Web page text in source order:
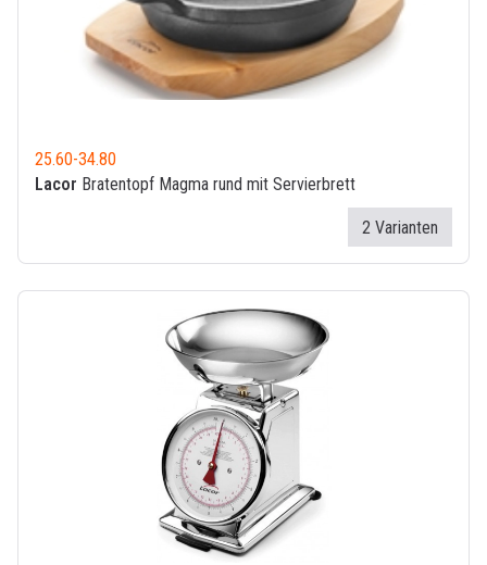
25.60-34.80
Lacor Bratentopf Magma rund mit Servierbrett
2 Varianten